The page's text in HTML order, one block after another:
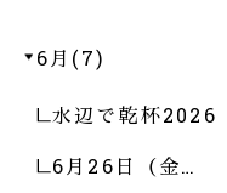
6月(7)
水辺で乾杯2026
6月26日（金…